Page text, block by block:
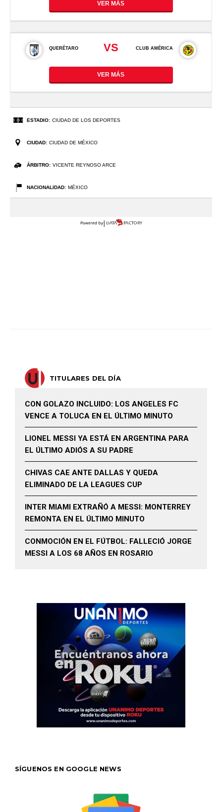
TITULARES DEL DÍA
CON GOLAZO INCLUIDO: LOS ANGELES FC
VENCE A TOLUCA EN EL ÚLTIMO MINUTO
LIONEL MESSI YA ESTÁ EN ARGENTINA PARA
EL ÚLTIMO ADIÓS A SU PADRE
CHIVAS CAE ANTE DALLAS Y QUEDA
ELIMINADO DE LA LEAGUES CUP
INTER MIAMI EXTRAÑÓ A MESSI: MONTERREY
REMONTA EN EL ÚLTIMO MINUTO
CONMOCIÓN EN EL FÚTBOL: FALLECIÓ JORGE
MESSI A LOS 68 AÑOS EN ROSARIO
SÍGUENOS EN GOOGLE NEWS